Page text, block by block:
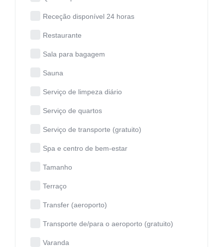
Receção disponível 24 horas
Restaurante
Sala para bagagem
Sauna
Serviço de limpeza diário
Serviço de quartos
Serviço de transporte (gratuito)
Spa e centro de bem-estar
Tamanho
Terraço
Transfer (aeroporto)
Transporte de/para o aeroporto (gratuito)
Varanda